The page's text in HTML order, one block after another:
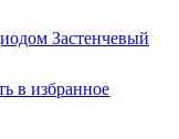
в избранное